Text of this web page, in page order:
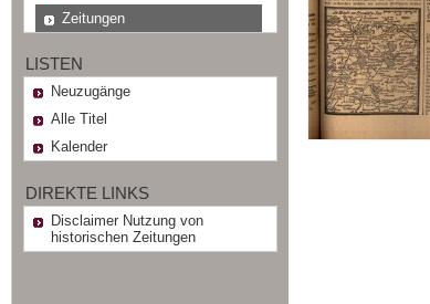
Zeitungen
LISTEN
Neuzugänge
Alle Titel
Kalender
DIREKTE LINKS
Disclaimer Nutzung von
historischen Zeitungen